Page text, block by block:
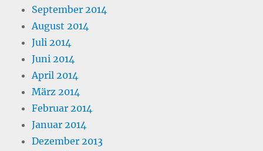
September 2014
August 2014
Juli 2014
Juni 2014
April 2014
März 2014
Februar 2014
Januar 2014
Dezember 2013